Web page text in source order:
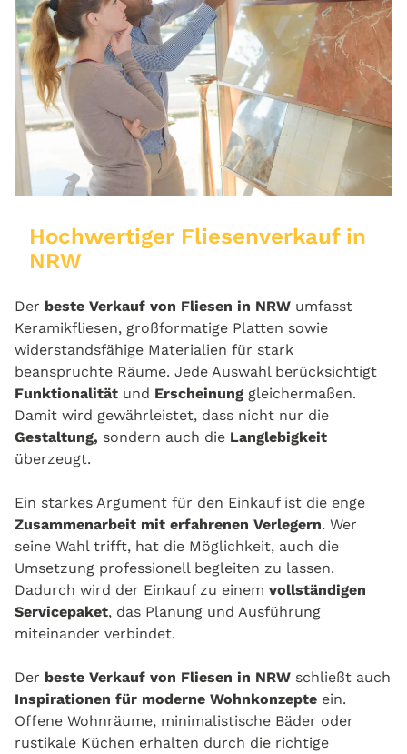
Hochwertiger Fliesenverkauf in
NRW
Der beste Verkauf von Fliesen in NRW umfasst
Keramikfliesen, großformatige Platten sowie
widerstandsfähige Materialien für stark
beanspruchte Räume. Jede Auswahl berücksichtigt
Funktionalität und Erscheinung gleichermaßen.
Damit wird gewährleistet, dass nicht nur die
Gestaltung, sondern auch die Langlebigkeit
überzeugt.
Ein starkes Argument für den Einkauf ist die enge
Zusammenarbeit mit erfahrenen Verlegern. Wer
seine Wahl trifft, hat die Möglichkeit, auch die
Umsetzung professionell begleiten zu lassen.
Dadurch wird der Einkauf zu einem vollständigen
Servicepaket, das Planung und Ausführung
miteinander verbindet.
Der beste Verkauf von Fliesen in NRW schließt auch
Inspirationen für moderne Wohnkonzepte ein.
Offene Wohnräume, minimalistische Bäder oder
rustikale Küchen erhalten durch die richtige